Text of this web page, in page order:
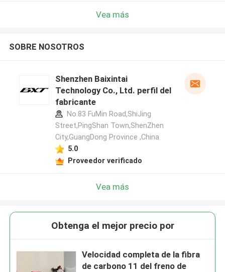
Vea más
SOBRE NOSOTROS
Shenzhen Baixintai
Technology Co., Ltd. perfil del
fabricante
No.83 FuMin Road,ShiJing
Street,PingShan Town,ShenZhen
City,GuangDong Province ,China
5.0
Proveedor verificado
Vea más
Obtenga el mejor precio por
Velocidad completa de la fibra
de carbono 11 del freno de